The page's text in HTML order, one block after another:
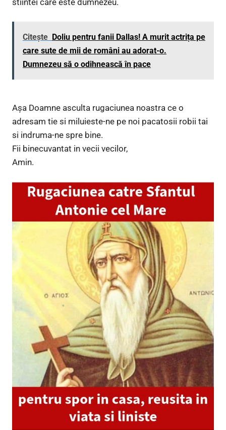
Citește Doliu pentru fanii Dallas! A murit actrița pe
care sute de mii de români au adorat-o.
Dumnezeu să o odihnească în pace
Aşa Doamne asculta rugaciunea noastra ce o
adresam tie si miluieste-ne pe noi pacatosii robii tai
si indruma-ne spre bine.
Fii binecuvantat in vecii vecilor,
Amin.